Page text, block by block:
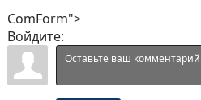
ComForm">
Войдите: